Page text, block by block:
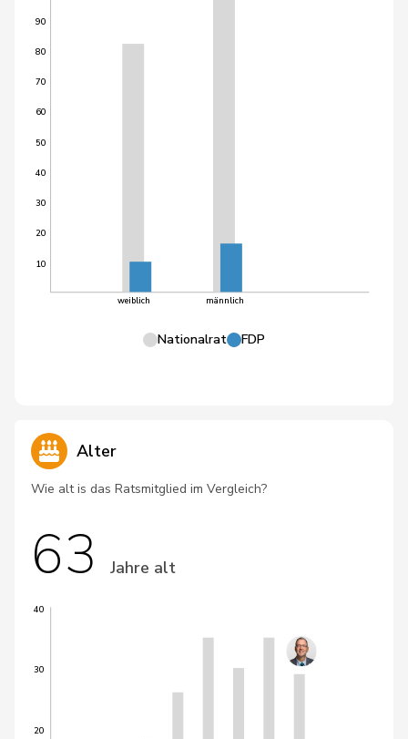
10
20
30
40
50
60
70
80
90
weiblich männlich
Nationalrat FDP
Alter
Wie alt is das Ratsmitglied im Vergleich?
63 Jahre alt
20
30
40